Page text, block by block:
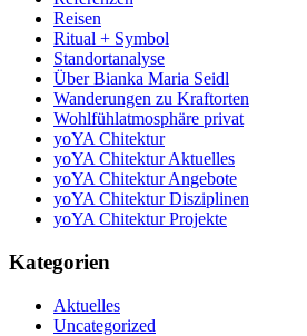
Reisen
Ritual + Symbol
Standortanalyse
Über Bianka Maria Seidl
Wanderungen zu Kraftorten
Wohlfühlatmosphäre privat
yoYA Chitektur
yoYA Chitektur Aktuelles
yoYA Chitektur Angebote
yoYA Chitektur Disziplinen
yoYA Chitektur Projekte
Kategorien
Aktuelles
Uncategorized